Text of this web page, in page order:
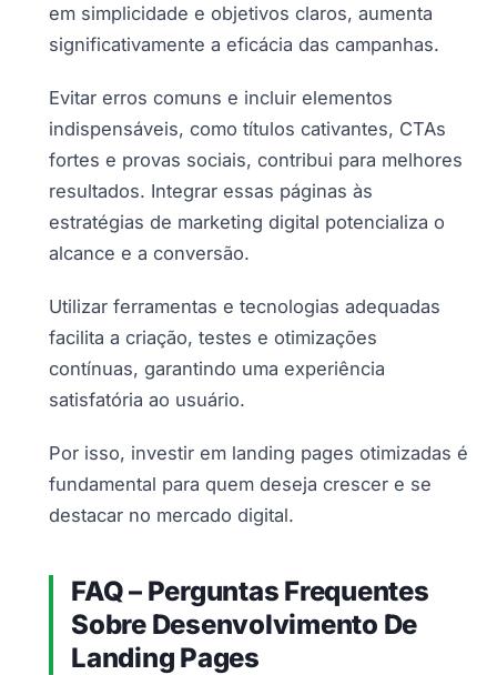
em simplicidade e objetivos claros, aumenta
significativamente a eficácia das campanhas.
Evitar erros comuns e incluir elementos
indispensáveis, como títulos cativantes, CTAs
fortes e provas sociais, contribui para melhores
resultados. Integrar essas páginas às
estratégias de marketing digital potencializa o
alcance e a conversão.
Utilizar ferramentas e tecnologias adequadas
facilita a criação, testes e otimizações
contínuas, garantindo uma experiência
satisfatória ao usuário.
Por isso, investir em landing pages otimizadas é
fundamental para quem deseja crescer e se
destacar no mercado digital.
FAQ – Perguntas Frequentes
Sobre Desenvolvimento De
Landing Pages